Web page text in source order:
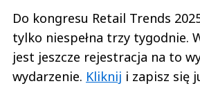
Do kongresu Retail Trends
tylko niespełna trzy tygodnie.
jest jeszcze rejestracja na to
wydarzenie. Kliknij i zapisz się